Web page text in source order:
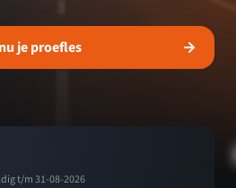
je proefles
t/m 31-08-2026